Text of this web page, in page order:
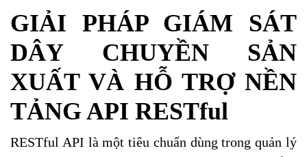
GIẢI PHÁP GIÁM SÁT
DÂY CHUYỀN SẢN
XUẤT VÀ HỖ TRỢ NỀN
TẢNG API RESTful
RESTful API là một tiêu chuẩn dùng trong quản lý